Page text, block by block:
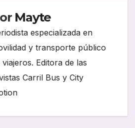
Mayte
especializada en
y transporte público
viajeros. Editora de las
Carril Bus y City